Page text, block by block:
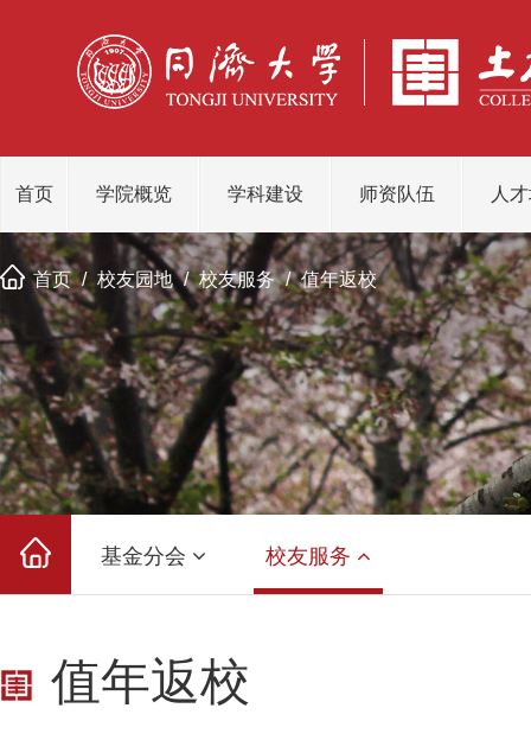
首页 学院概览 学科建设 师资队伍 人
首页 / 校友园地 / 校友服务 / 值年返校
基金分会 校友服务
值年返校